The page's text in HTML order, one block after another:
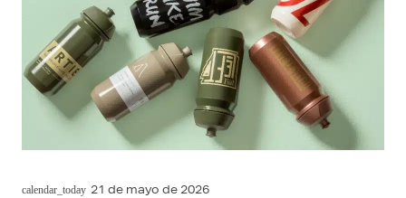
calendar_today 21 de mayo de 2026